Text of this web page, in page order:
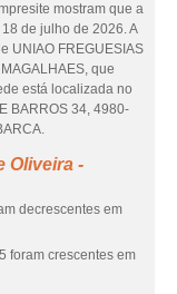
mostram que a
de julho de 2026. A
UNIAO FREGUESIAS
que
está localizada no
BARROS 34, 4980-
Oliveira -
decrescentes em
foram crescentes em